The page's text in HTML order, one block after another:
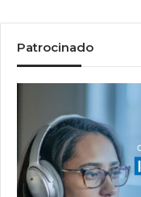
Patrocinado